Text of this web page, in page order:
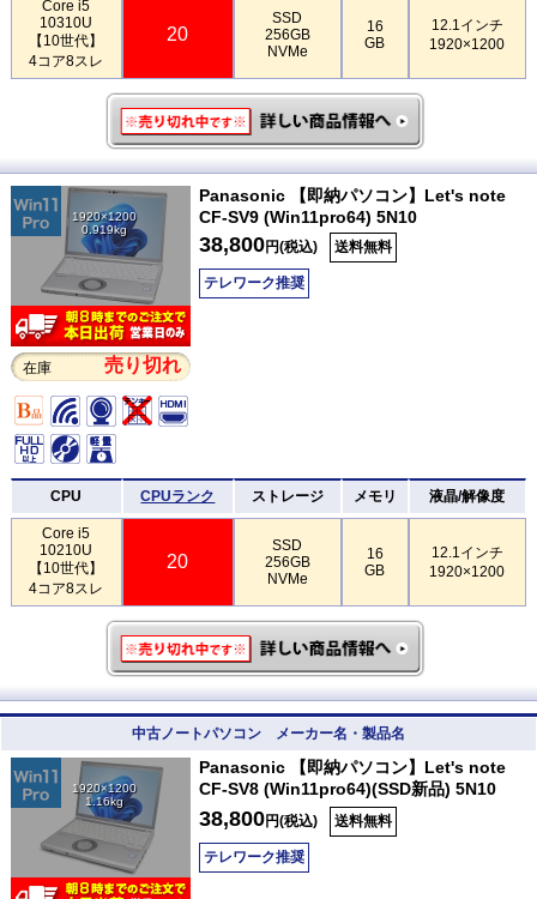
Core i5
10310U
【10世代】
4コア8スレ
20
SSD
256GB
NVMe
16
GB
12.1インチ
1920×1200
1920×1200
0.919kg
在庫 売り切れ
Panasonic 【即納パソコン】Let's note
CF-SV9 (Win11pro64) 5N10
38,800円(税込) 送料無料
テレワーク推奨
CPU CPUランク ストレージ メモリ 液晶/解像度
Core i5
10210U
【10世代】
4コア8スレ
20
SSD
256GB
NVMe
16
GB
12.1インチ
1920×1200
中古ノートパソコン メーカー名・製品名
1920×1200
1.16kg
Panasonic 【即納パソコン】Let's note
CF-SV8 (Win11pro64)(SSD新品) 5N10
38,800円(税込) 送料無料
テレワーク推奨